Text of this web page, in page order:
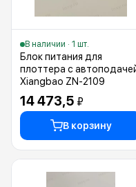
В наличии · 1 шт.
Блок питания для
плоттера с
Xiangbao ZN-2109
14 473,5 ₽
В корзину